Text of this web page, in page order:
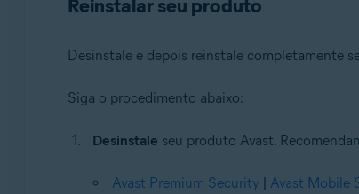
Reinstalar seu produto
Desinstale e depois reinstale completamente
Siga o procedimento abaixo:
Desinstale seu produto Avast.
Avast Premium Security | Avast Mobile